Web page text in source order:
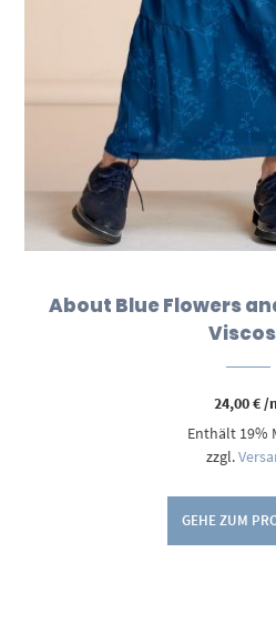
About Blue Flowers
24,00€/
Enthält 19%
zzgl.
GEHE ZUM